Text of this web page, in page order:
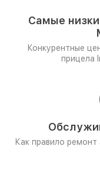
Самые
Конкурентные
прицела
Как правило ремонт